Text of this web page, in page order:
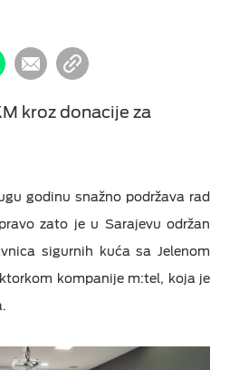
kroz donacije za
godinu snažno podržava rad
zato je u Sarajevu održan
sigurnih kuća sa Jelenom
kompanije m:tel, koja je